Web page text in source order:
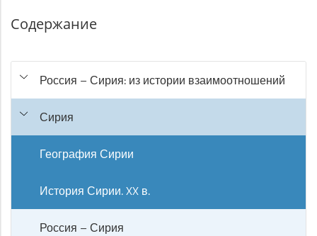
Содержание
Россия – Сирия: из истории взаимоотношений
Сирия
География Сирии
История Сирии. XX в.
Россия – Сирия